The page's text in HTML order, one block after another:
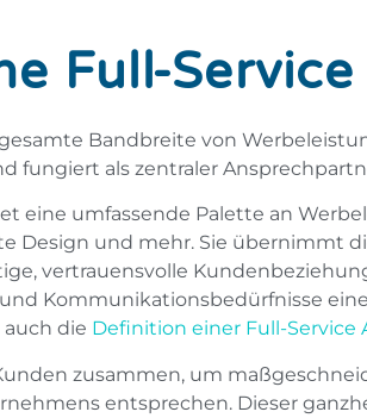
Full-
Bandbreite von
fungiert als zentraler
eine umfassende Palette an
Design und mehr. Sie übernimmt
vertrauensvolle
Kommunikationsbedürfnisse
auch die Definition einer Full-Service
zusammen, um
entsprechen. Dieser